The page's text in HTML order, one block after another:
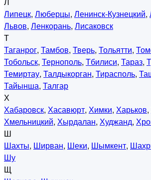
Липецк, Люберцы, Ленинск-Кузнецкий,
Львов, Ленкорань, Лисаковск
Т
Таганрог, Тамбов, Тверь, Тольятти,
Тобольск, Тернополь, Тбилиси, Тараз,
Темиртау, Талдыкорган, Тирасполь,
Тайынша, Талгар
Х
Хабаровск, Хасавюрт, Химки, Харьков,
Хмельницкий, Хырдалан, Худжанд,
Ш
Шахты, Ширван, Шеки, Шымкент,
Шу
Щ